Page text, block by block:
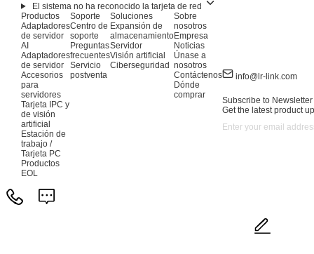
El sistema no ha reconocido la tarjeta de red
Productos
Adaptadores
de servidor
AI
Adaptadores
de servidor
Accesorios
para
servidores
Tarjeta IPC y
de visión
artificial
Estación de
trabajo /
Tarjeta PC
Productos
EOL
Soporte
Centro de
soporte
Preguntas
frecuentes
Servicio
postventa
Soluciones
Expansión de
almacenamiento
Servidor
Visión artificial
Ciberseguridad
Sobre
nosotros
Empresa
Noticias
Únase a
nosotros
Contáctenos
Dónde
comprar
info@lr-link.com
Subscribe to Newsletter
Get the latest product